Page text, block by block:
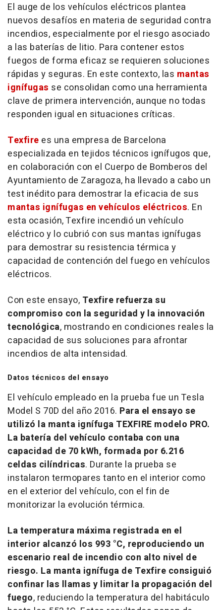
El auge de los vehículos eléctricos plantea
nuevos desafíos en materia de seguridad contra
incendios, especialmente por el riesgo asociado
a las baterías de litio. Para contener estos
fuegos de forma eficaz se requieren soluciones
rápidas y seguras. En este contexto, las mantas
ignífugas se consolidan como una herramienta
clave de primera intervención, aunque no todas
responden igual en situaciones críticas.
Texfire es una empresa de Barcelona
especializada en tejidos técnicos ignífugos que,
en colaboración con el Cuerpo de Bomberos del
Ayuntamiento de Zaragoza, ha llevado a cabo un
test inédito para demostrar la eficacia de sus
mantas ignífugas en vehículos eléctricos. En
esta ocasión, Texfire incendió un vehículo
eléctrico y lo cubrió con sus mantas ignífugas
para demostrar su resistencia térmica y
capacidad de contención del fuego en vehículos
eléctricos.
Con este ensayo, Texfire refuerza su
compromiso con la seguridad y la innovación
tecnológica, mostrando en condiciones reales la
capacidad de sus soluciones para afrontar
incendios de alta intensidad.
Datos técnicos del ensayo
El vehículo empleado en la prueba fue un Tesla
Model S 70D del año 2016. Para el ensayo se
utilizó la manta ignífuga TEXFIRE modelo PRO.
La batería del vehículo contaba con una
capacidad de 70 kWh, formada por 6.216
celdas cilíndricas. Durante la prueba se
instalaron termopares tanto en el interior como
en el exterior del vehículo, con el fin de
monitorizar la evolución térmica.
La temperatura máxima registrada en el
interior alcanzó los 993 °C, reproduciendo un
escenario real de incendio con alto nivel de
riesgo. La manta ignífuga de Texfire consiguió
confinar las llamas y limitar la propagación del
fuego, reduciendo la temperatura del habitáculo